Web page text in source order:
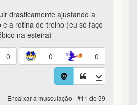
drasticamente ajustando a
e a rotina de treino (eu só faço
na esteira)
0 0 0
Encaixar a musculação - #11 de 59